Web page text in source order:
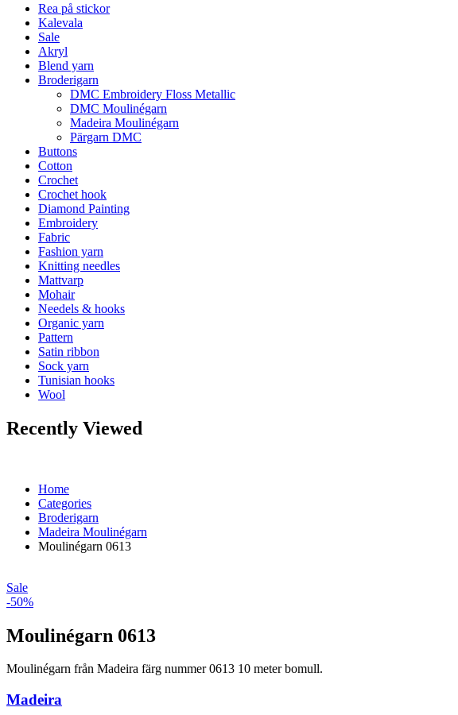
Rea på stickor
Kalevala
Sale
Akryl
Blend yarn
Broderigarn
DMC Embroidery Floss Metallic
DMC Moulinégarn
Madeira Moulinégarn
Pärgarn DMC
Buttons
Cotton
Crochet
Crochet hook
Diamond Painting
Embroidery
Fabric
Fashion yarn
Knitting needles
Mattvarp
Mohair
Needels & hooks
Organic yarn
Pattern
Satin ribbon
Sock yarn
Tunisian hooks
Wool
Recently Viewed
Home
Categories
Broderigarn
Madeira Moulinégarn
Moulinégarn 0613
Sale
-50%
Moulinégarn 0613
Moulinégarn från Madeira färg nummer 0613 10 meter bomull.
Madeira